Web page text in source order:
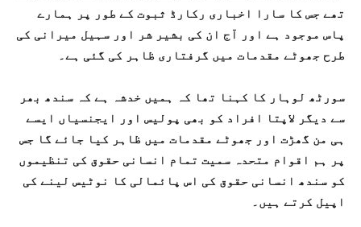
تھے جس کا سارا اخباری رکارڈ ثبوت کے طور پر ہمارے
پاس موجود ہے اور آج ان کی بشیر شر اور سہیل میرانی کی
طرح جھوٹے مقدمات میں گرفتاری ظاہر کی گئی ہے۔
سورٹھ لوہار کا کہنا تھا کہ ہمیں خدشہ ہے کہ سندھ بھر
سے دیگر لاپتا افراد کو بھی پولیس اور ایجنسیاں ایسے
ہی من گھڑت اور جھوٹے مقدمات میں ظاہر کیا جائے گا جس
پر ہم اقوام متحدہ سمیت تمام انسانی حقوق کی تنظیموں
کو سندھ انسانی حقوق کی اس پائمالی کا نوٹیس لینے کی
اپیل کرتے ہیں۔